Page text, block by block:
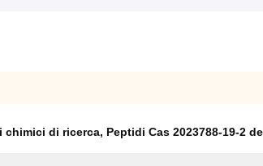
chimici di ricerca, Peptidi Cas 2023788-19-2